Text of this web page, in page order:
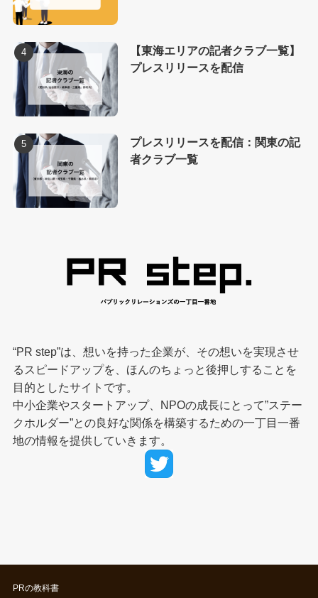
【東海エリアの記者クラブ一覧】
プレスリリースを配信
プレスリリースを配信：関東の記
者クラブ一覧
“PR step”は、想いを持った企業が、その想いを実現させ
るスピードアップを、ほんのちょっと後押しすることを
目的としたサイトです。
中小企業やスタートアップ、NPOの成長にとって”ステー
クホルダー”との良好な関係を構築するための一丁目一番
地の情報を提供していきます。
PRの教科書